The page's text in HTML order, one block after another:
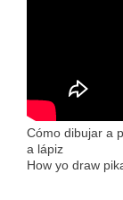
Cómo dibujar a
a lápiz
How yo draw